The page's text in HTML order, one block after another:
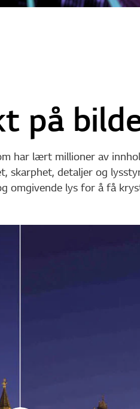
på
har lært millioner av
skarphet, detaljer og
omgivende lys for å få